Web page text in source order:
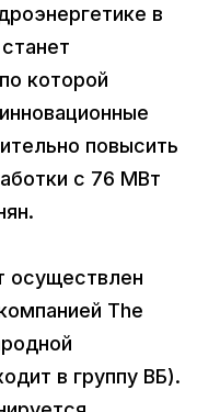
в
которой
повысить
с 76 МВт
осуществлен
The
в группу ВБ).